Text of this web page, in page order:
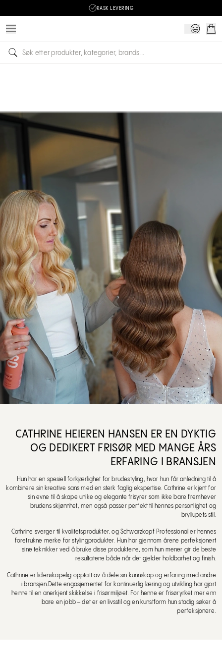
RASK LEVERING
CATHRINE HEIEREN HANSEN ER EN DYKTIG
OG DEDIKERT FRISØR MED MANGE ÅRS
ERFARING I BRANSJEN
Hun har en spesiell forkjærlighet for brudestyling, hvor hun får anledning til å
kombinere sin kreative sans med en sterk faglig ekspertise. Cathrine er kjent for
sin evne til å skape unike og elegante frisyrer som ikke bare fremhever
brudens skjønnhet, men også passer perfekt til hennes personlighet og
bryllupets stil.
Cathrine sverger til kvalitetsprodukter, og Schwarzkopf Professional er hennes
foretrukne merke for stylingprodukter. Hun har gjennom årene perfeksjonert
sine teknikker ved å bruke disse produktene, som hun mener gir de beste
resultatene både når det gjelder holdbarhet og finish.
Cathrine er lidenskapelig opptatt av å dele sin kunnskap og erfaring med andre
i bransjen.Dette engasjementet for kontinuerlig læring og utvikling har gjort
henne til en anerkjent skikkelse i frisørmiljøet. For henne er frisøryrket mer enn
bare en jobb – det er en livsstil og en kunstform hun stadig søker å
perfeksjonere.